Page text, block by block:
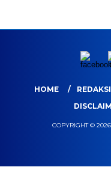
HOME REDAKSI
COPYRIGHT ©